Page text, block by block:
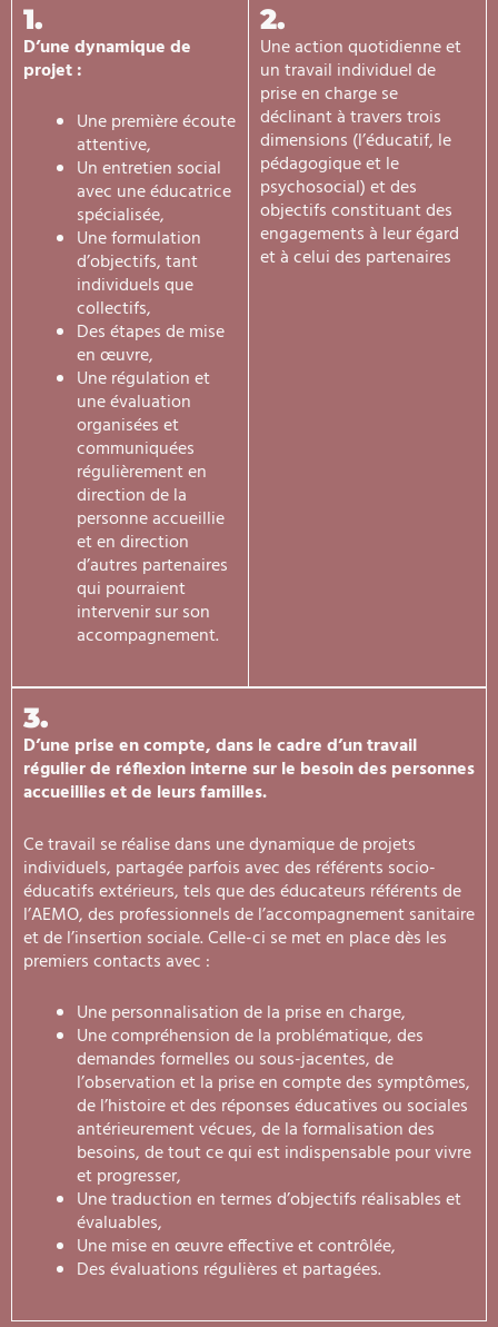
1.
D’une dynamique de
projet :
Une première écoute
attentive,
Un entretien social
avec une éducatrice
spécialisée,
Une formulation
d’objectifs, tant
individuels que
collectifs,
Des étapes de mise
en œuvre,
Une régulation et
une évaluation
organisées et
communiquées
régulièrement en
direction de la
personne accueillie
et en direction
d’autres partenaires
qui pourraient
intervenir sur son
accompagnement.
2.
Une action quotidienne et
un travail individuel de
prise en charge se
déclinant à travers trois
dimensions (l’éducatif, le
pédagogique et le
psychosocial) et des
objectifs constituant des
engagements à leur égard
et à celui des partenaires
3.
D’une prise en compte, dans le cadre d’un travail
régulier de réflexion interne sur le besoin des personnes
accueillies et de leurs familles.
Ce travail se réalise dans une dynamique de projets
individuels, partagée parfois avec des référents socio-
éducatifs extérieurs, tels que des éducateurs référents de
l’AEMO, des professionnels de l’accompagnement sanitaire
et de l’insertion sociale. Celle-ci se met en place dès les
premiers contacts avec :
Une personnalisation de la prise en charge,
Une compréhension de la problématique, des
demandes formelles ou sous-jacentes, de
l’observation et la prise en compte des symptômes,
de l’histoire et des réponses éducatives ou sociales
antérieurement vécues, de la formalisation des
besoins, de tout ce qui est indispensable pour vivre
et progresser,
Une traduction en termes d’objectifs réalisables et
évaluables,
Une mise en œuvre effective et contrôlée,
Des évaluations régulières et partagées.